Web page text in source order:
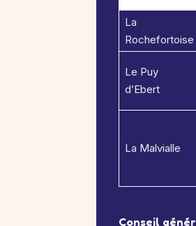
La
Rochefortoise
Le Puy
d’Ebert
La Malvialle
Conseil